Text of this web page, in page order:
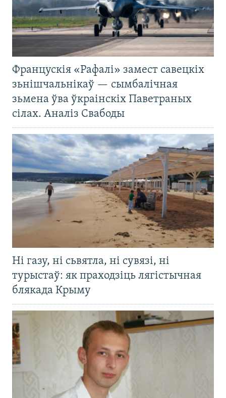
Францускія «Рафалі» замест савецкіх
зьнішчальнікаў — сымбалічная
зьмена ўва ўкраінскіх Паветраных
сілах. Аналіз Свабоды
Ні газу, ні сьвятла, ні сувязі, ні
турыстаў: як праходзіць лягістычная
блякада Крыму